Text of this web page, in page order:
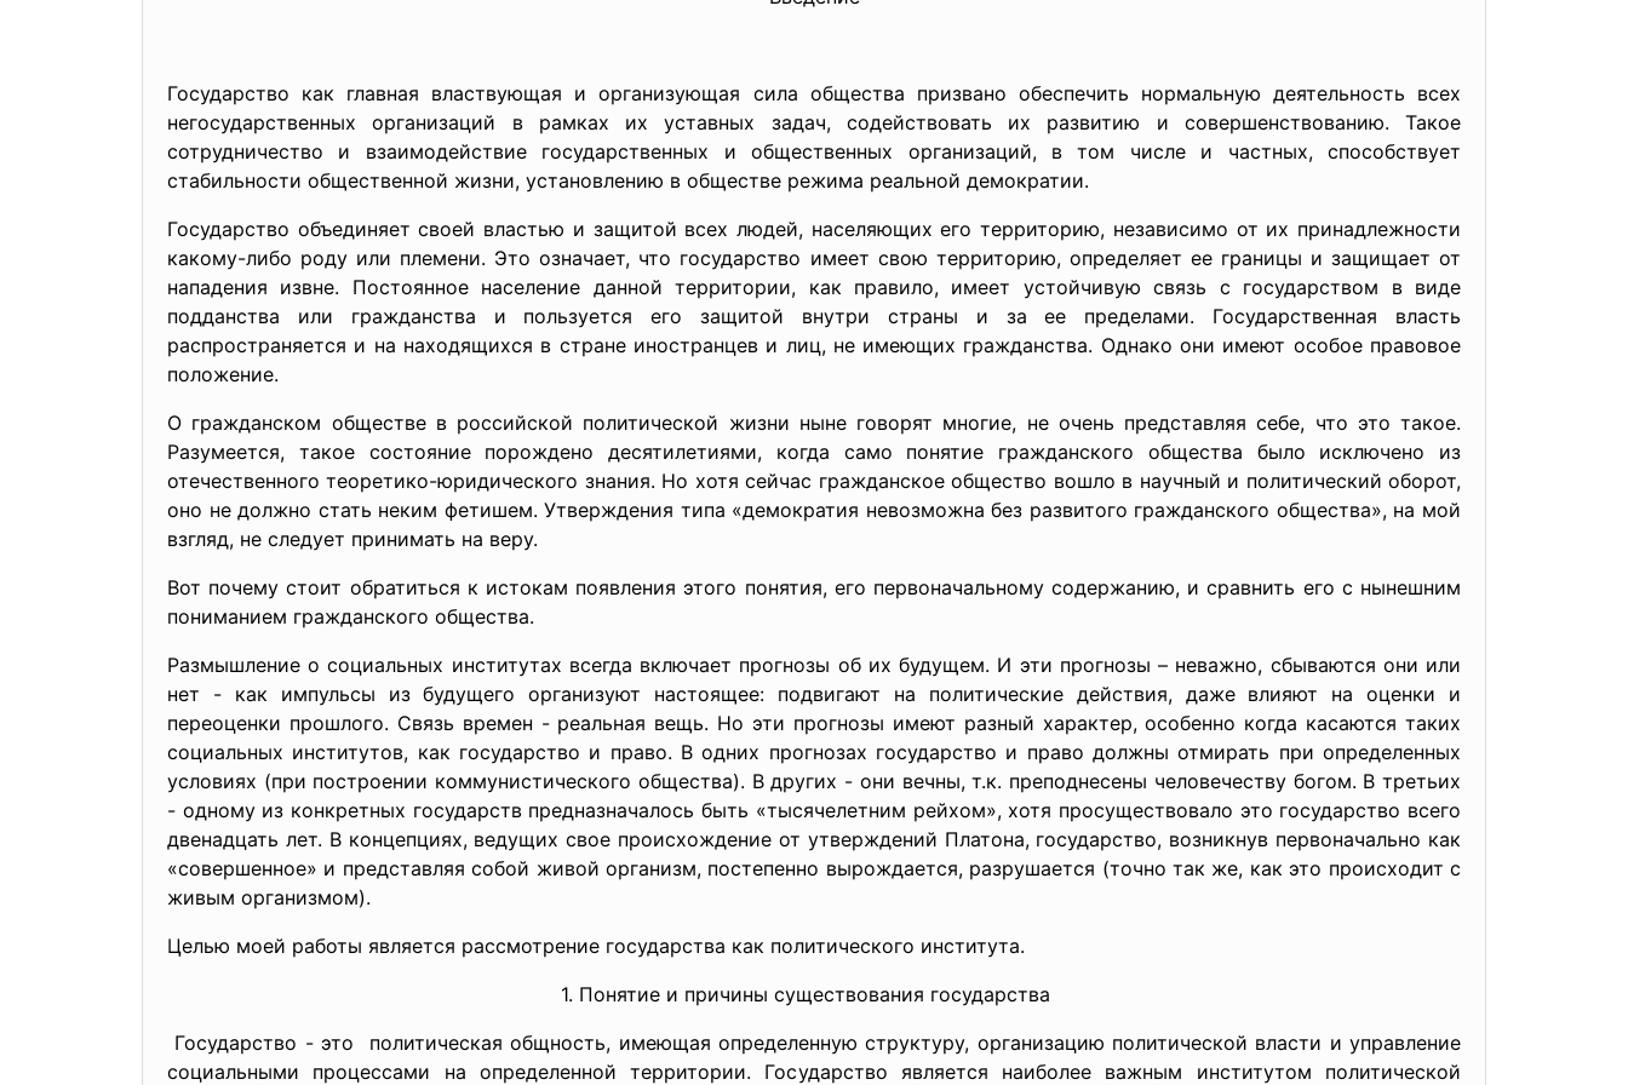
Государство как главная властвующая и организующая сила общества призвано обеспечить нормальную деятельность всех
негосударственных организаций в рамках их уставных задач, содействовать их развитию и совершенствованию. Такое
сотрудничество и взаимодействие государственных и общественных организаций, в том числе и частных, способствует
стабильности общественной жизни, установлению в обществе режима реальной демократии.
Государство объединяет своей властью и защитой всех людей, населяющих его территорию, независимо от их принадлежности
какому-либо роду или племени. Это означает, что государство имеет свою территорию, определяет ее границы и защищает от
нападения извне. Постоянное население данной территории, как правило, имеет устойчивую связь с государством в виде
подданства или гражданства и пользуется его защитой внутри страны и за ее пределами. Государственная власть
распространяется и на находящихся в стране иностранцев и лиц, не имеющих гражданства. Однако они имеют особое правовое
положение.
О гражданском обществе в российской политической жизни ныне говорят многие, не очень представляя себе, что это такое.
Разумеется, такое состояние порождено десятилетиями, когда само понятие гражданского общества было исключено из
отечественного теоретико-юридического знания. Но хотя сейчас гражданское общество вошло в научный и политический оборот,
оно не должно стать неким фетишем. Утверждения типа «демократия невозможна без развитого гражданского общества», на мой
взгляд, не следует принимать на веру.
Вот почему стоит обратиться к истокам появления этого понятия, его первоначальному содержанию, и сравнить его с нынешним
пониманием гражданского общества.
Размышление о социальных институтах всегда включает прогнозы об их будущем. И эти прогнозы – неважно, сбываются они или
нет - как импульсы из будущего организуют настоящее: подвигают на политические действия, даже влияют на оценки и
переоценки прошлого. Связь времен - реальная вещь. Но эти прогнозы имеют разный характер, особенно когда касаются таких
социальных институтов, как государство и право. В одних прогнозах государство и право должны отмирать при определенных
условиях (при построении коммунистического общества). В других - они вечны, т.к. преподнесены человечеству богом. В третьих
- одному из конкретных государств предназначалось быть «тысячелетним рейхом», хотя просуществовало это государство всего
двенадцать лет. В концепциях, ведущих свое происхождение от утверждений Платона, государство, возникнув первоначально как
«совершенное» и представляя собой живой организм, постепенно вырождается, разрушается (точно так же, как это происходит с
живым организмом).
Целью моей работы является рассмотрение государства как политического института.
1. Понятие и причины существования государства
Государство - это политическая общность, имеющая определенную структуру, организацию политической власти и управление
социальными процессами на определенной территории. Государство является наиболее важным институтом политической